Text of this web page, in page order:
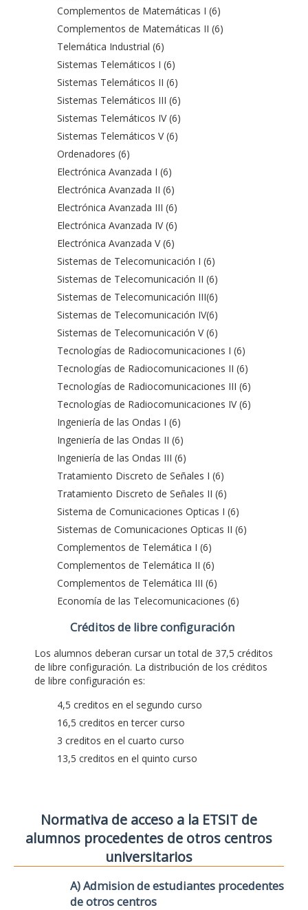
Complementos de Matemáticas I (6)
Complementos de Matemáticas II (6)
Telemática Industrial (6)
Sistemas Telemáticos I (6)
Sistemas Telemáticos II (6)
Sistemas Telemáticos III (6)
Sistemas Telemáticos IV (6)
Sistemas Telemáticos V (6)
Ordenadores (6)
Electrónica Avanzada I (6)
Electrónica Avanzada II (6)
Electrónica Avanzada III (6)
Electrónica Avanzada IV (6)
Electrónica Avanzada V (6)
Sistemas de Telecomunicación I (6)
Sistemas de Telecomunicación II (6)
Sistemas de Telecomunicación III(6)
Sistemas de Telecomunicación IV(6)
Sistemas de Telecomunicación V (6)
Tecnologías de Radiocomunicaciones I (6)
Tecnologías de Radiocomunicaciones II (6)
Tecnologías de Radiocomunicaciones III (6)
Tecnologías de Radiocomunicaciones IV (6)
Ingeniería de las Ondas I (6)
Ingeniería de las Ondas II (6)
Ingeniería de las Ondas III (6)
Tratamiento Discreto de Señales I (6)
Tratamiento Discreto de Señales II (6)
Sistema de Comunicaciones Opticas I (6)
Sistemas de Comunicaciones Opticas II (6)
Complementos de Telemática I (6)
Complementos de Telemática II (6)
Complementos de Telemática III (6)
Economía de las Telecomunicaciones (6)
Créditos de libre configuración
Los alumnos deberan cursar un total de 37,5 créditos
de libre configuración. La distribución de los créditos
de libre configuración es:
4,5 creditos en el segundo curso
16,5 creditos en tercer curso
3 creditos en el cuarto curso
13,5 creditos en el quinto curso
Normativa de acceso a la ETSIT de
alumnos procedentes de otros centros
universitarios
A) Admision de estudiantes procedentes
de otros centros